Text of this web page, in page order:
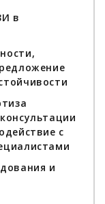
в
с
и